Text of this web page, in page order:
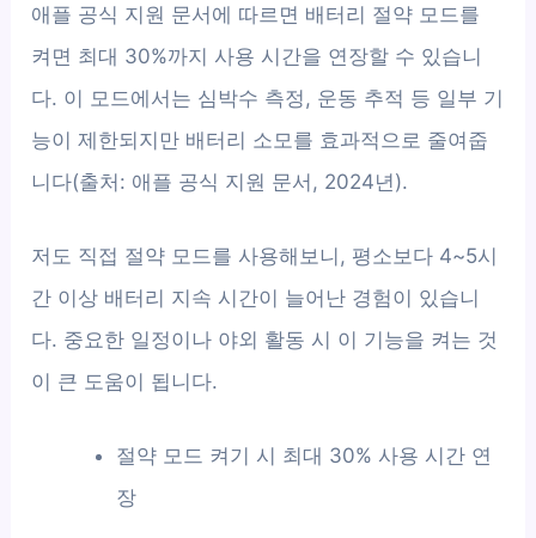
애플 공식 지원 문서에 따르면 배터리 절약 모드를
켜면 최대 30%까지 사용 시간을 연장할 수 있습니
다. 이 모드에서는 심박수 측정, 운동 추적 등 일부 기
능이 제한되지만 배터리 소모를 효과적으로 줄여줍
니다(출처: 애플 공식 지원 문서, 2024년).
저도 직접 절약 모드를 사용해보니, 평소보다 4~5시
간 이상 배터리 지속 시간이 늘어난 경험이 있습니
다. 중요한 일정이나 야외 활동 시 이 기능을 켜는 것
이 큰 도움이 됩니다.
절약 모드 켜기 시 최대 30% 사용 시간 연
장